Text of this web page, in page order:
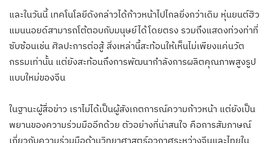
และในวันนี้ เทคโนโลยีดังกล่าวได้ก้าวหน้าไปไกลยิ่งกว่าเดิม หุ่นยนต์ฮิว
แมนนอยด์สามารถโต้ตอบกับมนุษย์ได้โดยตรง รวมถึงแสดงท่วงท่าที่
ซับซ้อนเช่น ศิลปะการต่อสู้ สิ่งเหล่านี้สะท้อนให้เห็นไม่เพียงแค่นวัต
กรรมเท่านั้น แต่ยังสะท้อนถึงการพัฒนากำลังการผลิตคุณภาพสูงรูป
แบบใหม่ของจีน
ในฐานะผู้สื่อข่าว เราไม่ได้เป็นผู้สังเกตการณ์ความก้าวหน้า แต่ยังเป็น
พยานของความร่วมมืออีกด้วย ตัวอย่างที่น่าสนใจ คือการสัมภาษณ์
เกี่ยวกับความร่วมมือด้านวิทยาศาสตร์อวกาศระหว่างจีนและไทยใน